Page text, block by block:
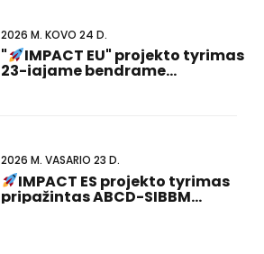
2026 M. KOVO 24 D.
" IMPACT EU" projekto tyrimas
23-iajame bendrame
2026 M. VASARIO 23 D.
IMPACT ES projekto tyrimas
pripažintas ABCD-SIBBM